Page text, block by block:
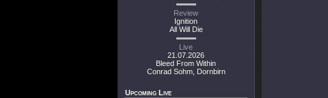
Review
Ignition
All Will Die
Live
21.07.2026
Bleed From Within
Conrad Sohm, Dornbirn
Upcoming Live